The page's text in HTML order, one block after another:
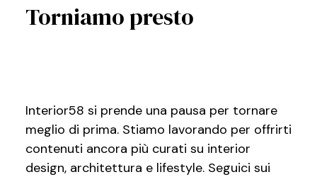
Torniamo presto
Interior58 si prende una pausa per tornare
meglio di prima. Stiamo lavorando per offrirti
contenuti ancora più curati su interior
design, architettura e lifestyle. Seguici sui